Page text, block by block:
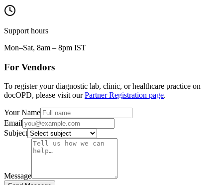
Support hours
Mon–Sat, 8am – 8pm IST
For Vendors
To register your diagnostic lab, clinic, or healthcare practice on
docOPD, please visit our Partner Registration page.
Your Name
Email
Subject
Message